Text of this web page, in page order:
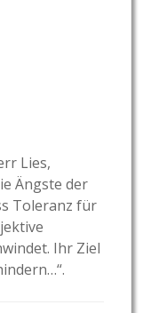
Lies,
Ängste der
Toleranz für
Ihr Ziel